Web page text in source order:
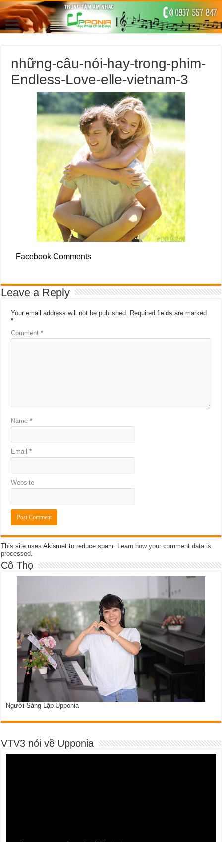
những-câu-nói-hay-trong-phim-
Endless-Love-elle-vietnam-3
Facebook Comments
Leave a Reply
Your email address will not be published.
Required fields are marked
*
Comment*
Name*
Email*
Website
This site uses Akismet to reduce spam.
Learn how your comment data is
processed
Cô Thọ
Người Sáng Lập Upponia
VTV3 nói về Upponia